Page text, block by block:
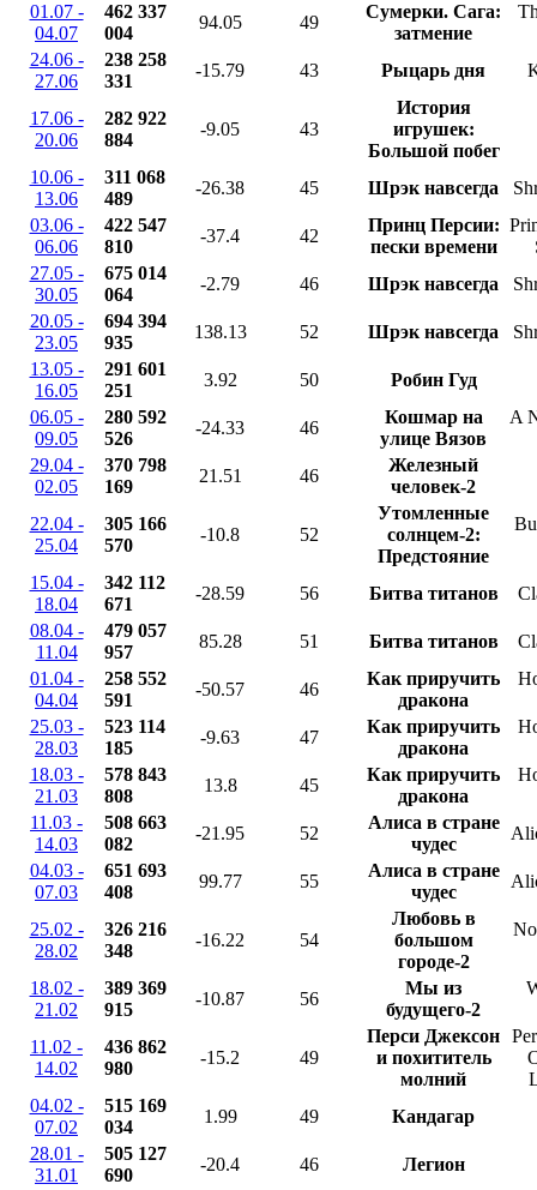
01.07 -
04.07
462 337
004
94.05 49
Сумерки. Сага:
затмение
24.06 -
27.06
238 258
331
-15.79 43 Рыцарь дня
17.06 -
20.06
282 922
884
-9.05 43
История
игрушек:
Большой побег
10.06 -
13.06
311 068
489
-26.38 45 Шрэк навсегда
03.06 -
06.06
422 547
810
-37.4 42
Принц Персии:
пески времени
27.05 -
30.05
675 014
064
-2.79 46 Шрэк навсегда
20.05 -
23.05
694 394
935
138.13 52 Шрэк навсегда
13.05 -
16.05
291 601
251
3.92 50
Робин Гуд
06.05 -
09.05
280 592
526
-24.33 46
Кошмар на
улице Вязов
A
29.04 -
02.05
370 798
169
21.51 46
Железный
человек-2
22.04 -
25.04
305 166
570
-10.8 52
Утомленные
солнцем-2:
Предстояние
15.04 -
18.04
342 112
671
-28.59 56 Битва титанов
08.04 -
11.04
479 057
957
85.28 51 Битва титанов
01.04 -
04.04
258 552
591
-50.57 46
Как приручить
дракона
25.03 -
28.03
523 114
185
-9.63 47
Как приручить
дракона
18.03 -
21.03
578 843
808
13.8 45
Как приручить
дракона
11.03 -
14.03
508 663
082
-21.95 52
Алиса в стране
чудес
04.03 -
07.03
651 693
408
99.77 55
Алиса в стране
чудес
25.02 -
28.02
326 216
348
-16.22 54
Любовь в
большом
городе-2
18.02 -
21.02
389 369
915
-10.87 56
Мы из
будущего-2
11.02 -
14.02
436 862
980
-15.2 49
Перси Джексон
и похититель
молний
04.02 -
07.02
515 169
034
1.99 49
Кандагар
28.01 -
31.01
505 127
690
-20.4 46
Легион